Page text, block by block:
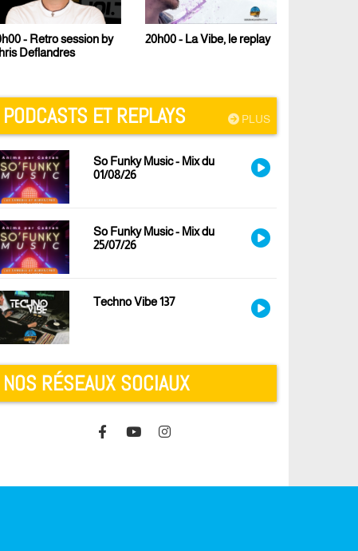
- Retro session by
Deflandres
20h00 - La Vibe, le replay
PLUS
PODCASTS ET REPLAYS
So Funky Music - Mix du
01/08/26
So Funky Music - Mix du
25/07/26
Techno Vibe 137
NOS RÉSEAUX SOCIAUX